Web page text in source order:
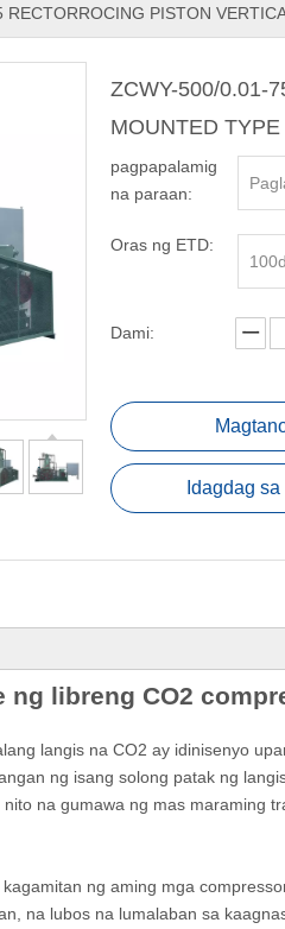
PISTON
ZCWY-500/0.01-
MOUNTED
pagpapalamig
na paraan:
Oras ng ETD:
Dami:
Idagdag
ng libreng CO2
langis na CO2 ay idinisenyo
ng isang solong patak ng
na gumawa ng mas maraming
ng aming mga
na lubos na lumalaban sa